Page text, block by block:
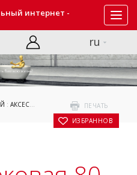
интернет -
ru
ПЕЧАТЬ
В ИЗБРАННОЕ
: АКСЕССУАРЫ : ПАНЕЛЬ БОКОВАЯ 80 L/R